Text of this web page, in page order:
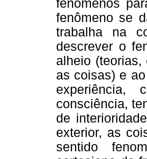
fenômenos
fenômeno se
trabalha na
descrever o
alheio
as coisas) e
experiência,
consciência,
de
exterior, as
sentido